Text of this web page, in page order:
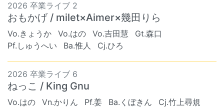
2026 卒業ライブ 2
おもかげ / milet×Aimer×幾田りら
Vo.きょうか Vo.はの Vo.吉田慧
Gt.森口
Pf.しゅうへい
Ba.惟人 Cj.ひろ
2026 卒業ライブ 6
ねっこ / King Gnu
Vo.はの Vn.かりん Pf.姜 Ba.くぼきん Cj.竹上尋規